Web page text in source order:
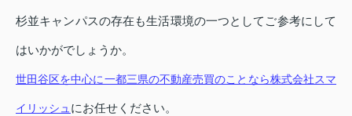
杉並キャンパスの存在も生活環境の一つとしてご参考にして
はいかがでしょうか。
世田谷区を中心に一都三県の不動産売買のことなら株式会社スマ
イリッシュにお任せください。